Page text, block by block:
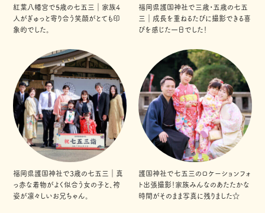
紅葉八幡宮で5歳の七五三｜家族4
人がぎゅっと寄り合う笑顔がとても印
象的でした。
福岡県護国神社で三歳・五歳の七五
三｜成長を重ねるたびに撮影できる喜
びを感じた一日でした！
福岡県護国神社で3歳の七五三｜真
っ赤な着物がよく似合う女の子と、袴
姿が凛々しいお兄ちゃん。
護国神社で七五三のロケーションフォ
ト出張撮影！家族みんなのあたたかな
時間がそのまま写真に残りました☆